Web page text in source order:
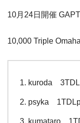
10月24日開催
10,000 Triple Omaha
kuroda
psyka
kumataro